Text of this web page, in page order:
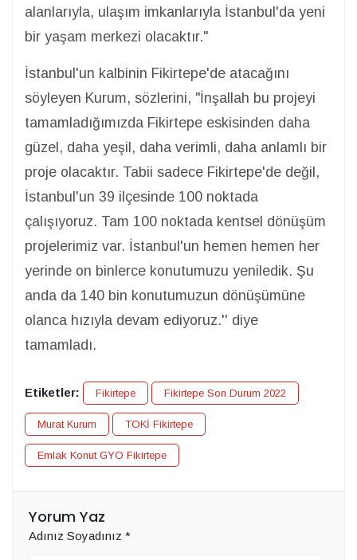
alanlarıyla, ulaşım imkanlarıyla İstanbul'da yeni
bir yaşam merkezi olacaktır."
İstanbul'un kalbinin Fikirtepe'de atacağını
söyleyen Kurum, sözlerini, "İnşallah bu projeyi
tamamladığımızda Fikirtepe eskisinden daha
güzel, daha yeşil, daha verimli, daha anlamlı bir
proje olacaktır. Tabii sadece Fikirtepe'de değil,
İstanbul'un 39 ilçesinde 100 noktada
çalışıyoruz. Tam 100 noktada kentsel dönüşüm
projelerimiz var. İstanbul'un hemen hemen her
yerinde on binlerce konutumuzu yeniledik. Şu
anda da 140 bin konutumuzun dönüşümüne
olanca hızıyla devam ediyoruz.'' diye
tamamladı.
Etiketler: Fikirtepe Fikirtepe Son Durum 2022
Murat Kurum TOKİ Fikirtepe
Emlak Konut GYO Fikirtepe
Yorum Yaz
Adınız Soyadınız *